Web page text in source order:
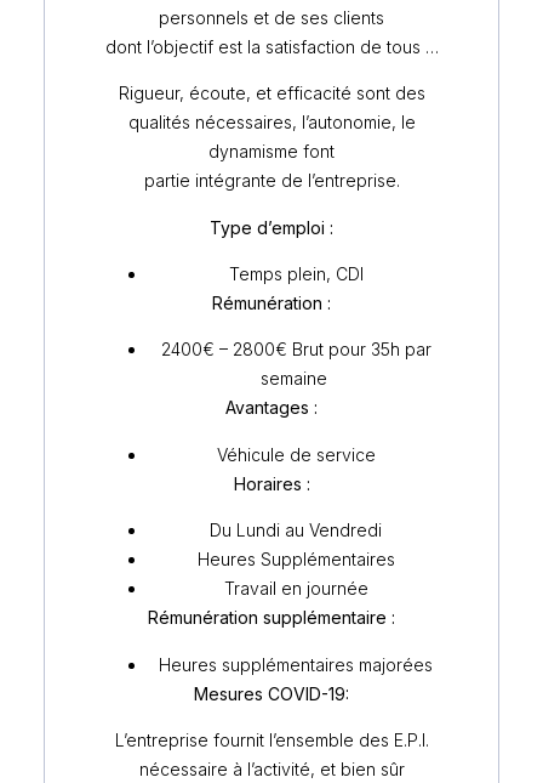
personnels et de ses clients
dont l’objectif est la satisfaction de tous …
Rigueur, écoute, et efficacité sont des
qualités nécessaires, l’autonomie, le
dynamisme font
partie intégrante de l’entreprise.
Type d’emploi :
Temps plein, CDI
Rémunération :
2400€ – 2800€ Brut pour 35h par
semaine
Avantages :
Véhicule de service
Horaires :
Du Lundi au Vendredi
Heures Supplémentaires
Travail en journée
Rémunération supplémentaire :
Heures supplémentaires majorées
Mesures COVID-19:
L’entreprise fournit l’ensemble des E.P.I.
nécessaire à l’activité, et bien sûr